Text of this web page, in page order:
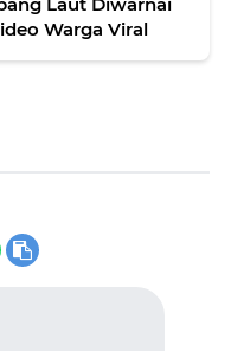
Warga Viral